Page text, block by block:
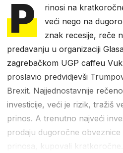
P
rinosi na
veći nego na
znak recesije, reče
predavanju u organizaciji
zagrebačkom UGP caffeu
proslavio predvidjevši
Brexit. Najjednostavnije
investicije, veći je rizik, tražiš
prinos. A trenutno najveći
prodaju dugoročne
prinosa, kupovali kratkoročne.